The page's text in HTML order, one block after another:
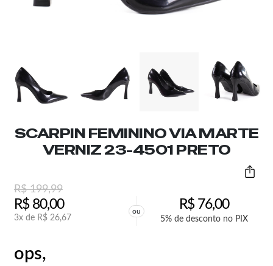
SCARPIN FEMININO VIA MARTE
VERNIZ 23-4501 PRETO
R$199,99
R$80,00
3x de R$ 26,67
ou R$76,00
5% de desconto no PIX
ops,